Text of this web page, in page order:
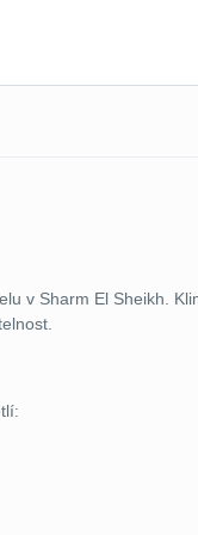
v Sharm El Sheikh.